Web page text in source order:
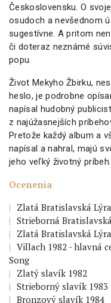
Československu. O
osudoch a nevšednom
sugestívne. A pritom
či doteraz neznámé
popu.
Život Mekyho Žbirku,
heslo, je podrobne
napísal hudobný
z najúžasnejších
Pretože každý album a
napísal a nahral, majú
jeho veľký životný príbeh.
Ocenenia
Zlatá Bratislavská
Strieborná
Zlatá Bratislavská
Villach 1982 - hlavná
Song
Zlatý slavík 1982
Strieborný slavík 1983
Bronzový slavík 1984